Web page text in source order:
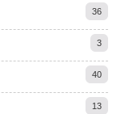
36
3
40
13